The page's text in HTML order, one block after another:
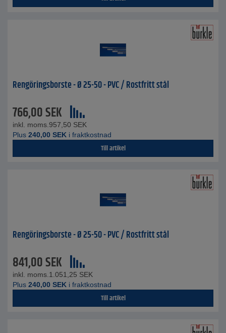
Rengöringsborste - Ø 25-50 - PVC / Rostfritt stål
766,00SEK
inkl. moms. 957,50 SEK
Plus 240,00 SEK i fraktkostnad
Till artikel
Rengöringsborste - Ø 25-50 - PVC / Rostfritt stål
841,00SEK
inkl. moms. 1.051,25 SEK
Plus 240,00 SEK i fraktkostnad
Till artikel